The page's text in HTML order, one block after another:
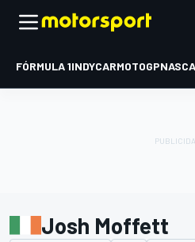
FÓRMULA 1INDYCARMOTOGP
Josh Moffett